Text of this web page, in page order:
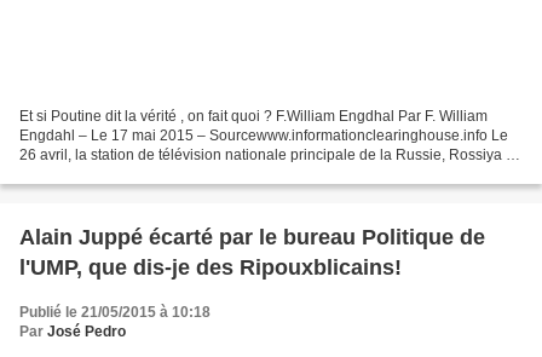
Et si Poutine dit la vérité , on fait quoi ? F.William Engdhal Par F. William
Engdahl – Le 17 mai 2015 – Sourcewww.informationclearinghouse.info Le
26 avril, la station de télévision nationale principale de la Russie, Rossiya 1,
Alain Juppé écarté par le bureau Politique de
l'UMP, que dis-je des Ripouxblicains!
Publié le 21/05/2015 à 10:18
Par José Pedro